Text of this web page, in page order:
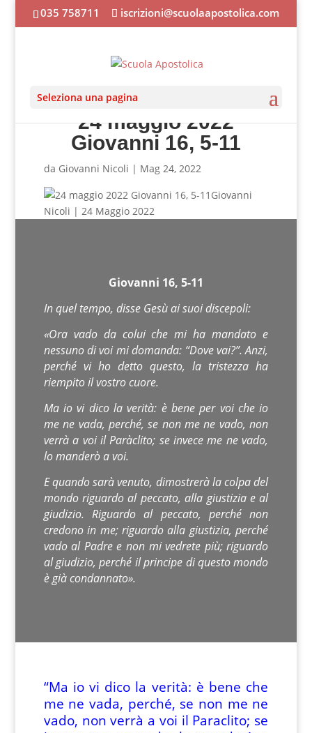
035 758711 iscrizioni@scuolaapostolica.com
Seleziona una pagina
24 maggio 2022
Giovanni 16, 5-11
da Giovanni Nicoli | Mag 24, 2022
Giovanni
Nicoli | 24 Maggio 2022
Giovanni 16, 5-11
In quel tempo, disse Gesù ai suoi discepoli:
«Ora vado da colui che mi ha mandato e
nessuno di voi mi domanda: “Dove vai?”. Anzi,
perché vi ho detto questo, la tristezza ha
riempito il vostro cuore.
Ma io vi dico la verità: è bene per voi che io
me ne vada, perché, se non me ne vado, non
verrà a voi il Paràclito; se invece me ne vado,
lo manderò a voi.
E quando sarà venuto, dimostrerà la colpa del
mondo riguardo al peccato, alla giustizia e al
giudizio. Riguardo al peccato, perché non
credono in me; riguardo alla giustizia, perché
vado al Padre e non mi vedrete più; riguardo
al giudizio, perché il principe di questo mondo
è già condannato».
“Ma io vi dico la verità: è bene che
me ne vada, perché, se non me ne
vado, non verrà a voi il Paraclito; se